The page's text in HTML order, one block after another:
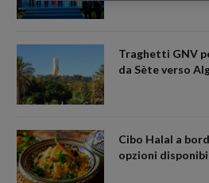
Traghetti GNV
da Sète verso
Cibo Halal a
opzioni